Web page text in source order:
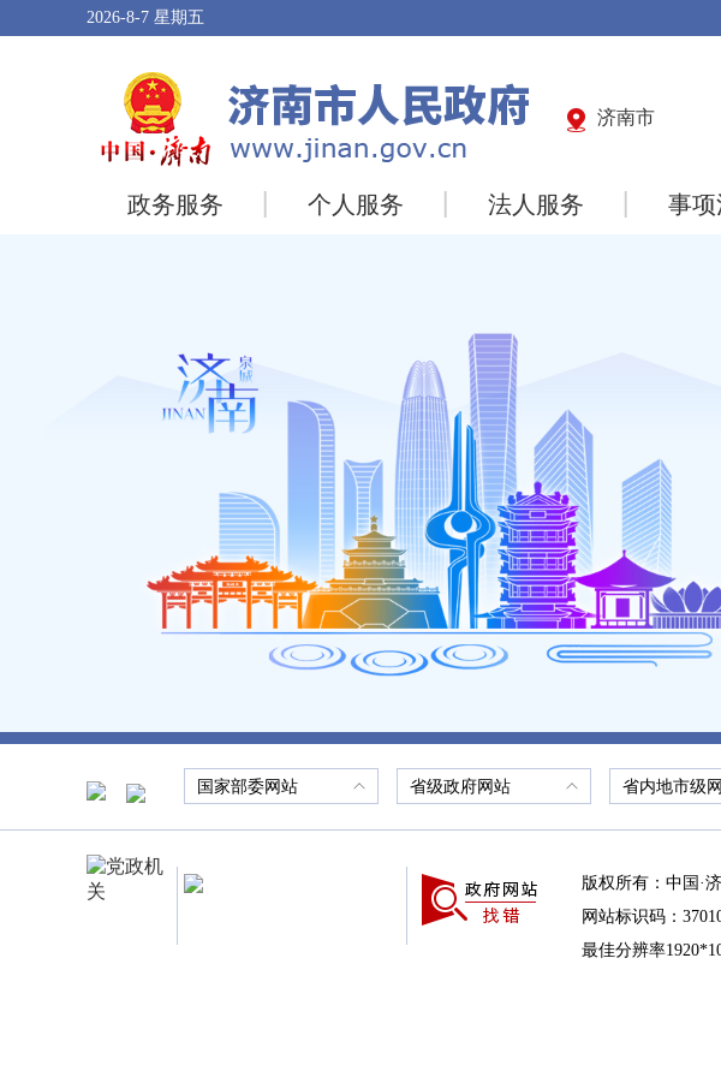
2026-8-7 星期五
济南市
政务服务 个人服务 法人服务 事
国家部委网站 省级政府网站 省内地市级
版权所有：中国·
网站标识码：
最佳分辨率